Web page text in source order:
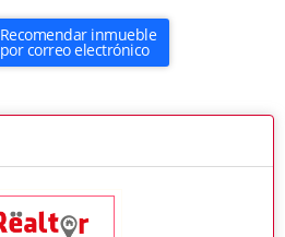
Recomendar inmueble
por correo electrónico